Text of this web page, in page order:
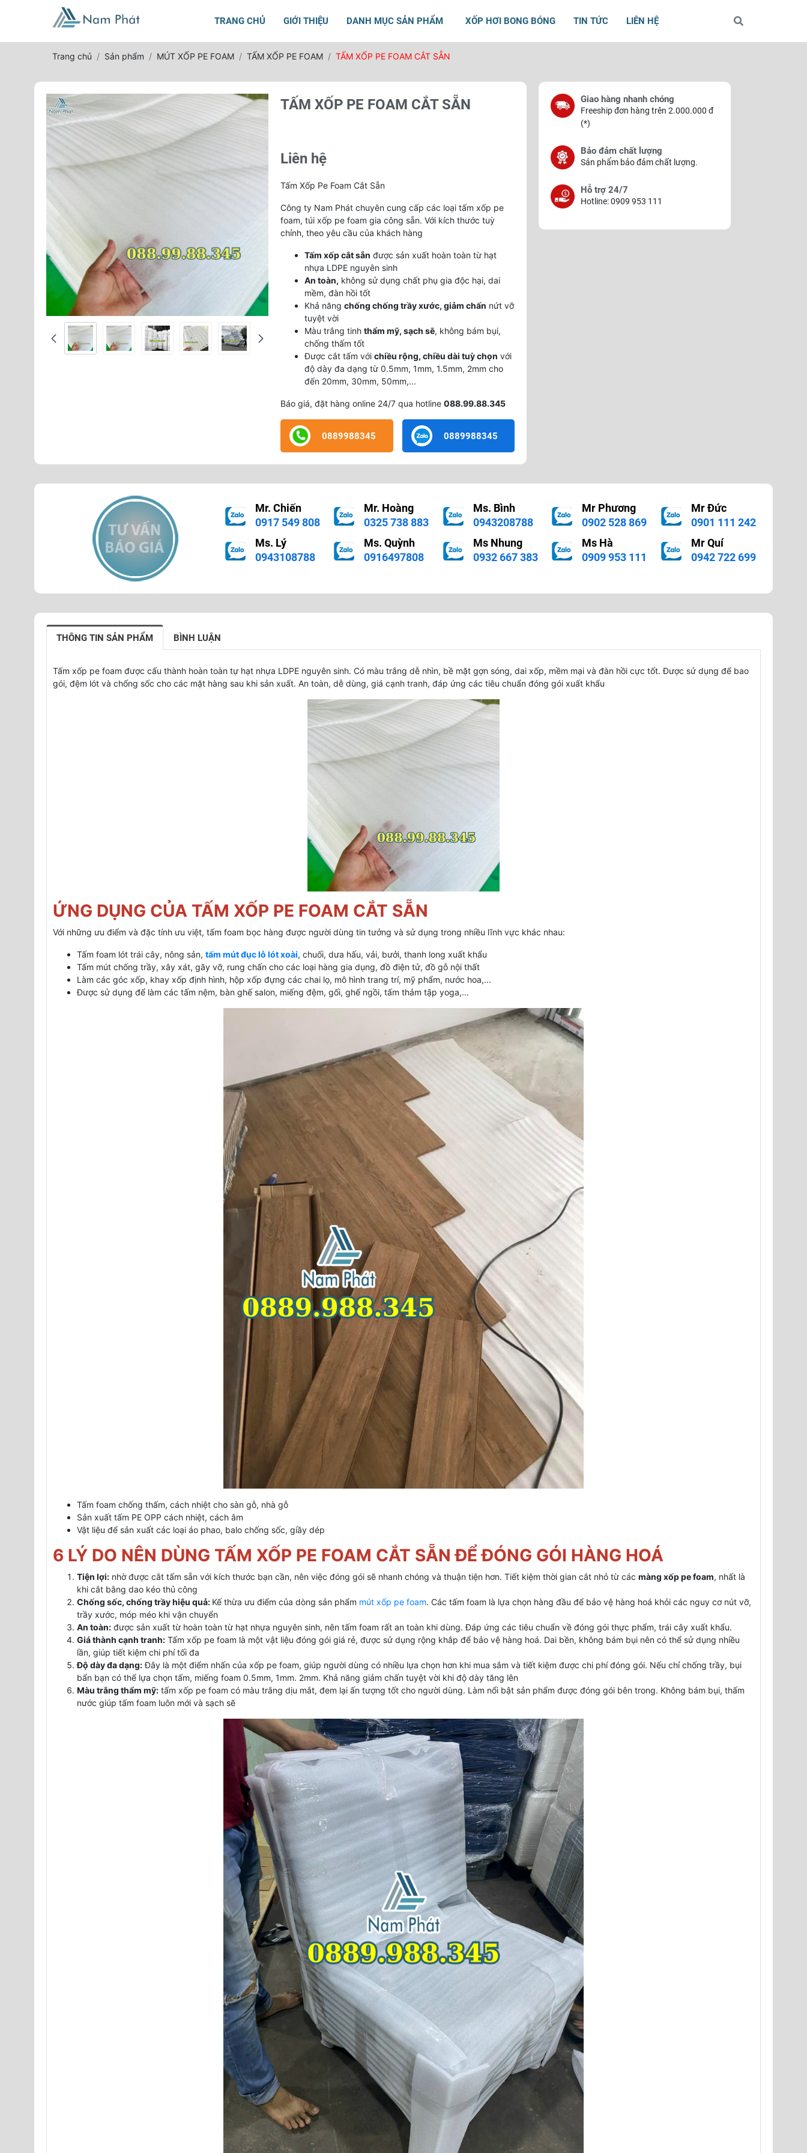
TRANG CHỦ GIỚI THIỆU DANH MỤC SẢN PHẨM XỐP HƠI BONG BÓNG TIN TỨC LIÊN HỆ
Trang chủ Sản phẩm MÚT XỐP PE FOAM TẤM XỐP PE FOAM TẤM XỐP PE FOAM CẮT SẴN
TẤM XỐP PE FOAM CẮT SẴN
Liên hệ
Tấm Xốp Pe Foam Cắt Sẵn
Công ty Nam Phát chuyên cung cấp các loại tấm xốp pe
foam, túi xốp pe foam gia công sẵn. Với kích thước tuỳ
chỉnh, theo yêu cầu của khách hàng
Tấm xốp cắt sẵn được sản xuất hoàn toàn từ hạt
nhựa LDPE nguyên sinh
An toàn, không sử dụng chất phụ gia độc hại, dai
mềm, đàn hồi tốt
Khả năng chống chống trầy xước, giảm chấn nứt vỡ
tuyệt vời
Màu trắng tinh thẩm mỹ, sạch sẽ, không bám bụi,
chống thấm tốt
Được cắt tấm với chiều rộng, chiều dài tuỳ chọn với
độ dày đa dạng từ 0.5mm, 1mm, 1.5mm, 2mm cho
đến 20mm, 30mm, 50mm,...
Báo giá, đặt hàng online 24/7 qua hotline 088.99.88.345
0889988345 0889988345
Giao hàng nhanh chóng
Freeship đơn hàng trên 2.000.000 đ
(*)
Bảo đảm chất lượng
Sản phẩm bảo đảm chất lượng.
Hỗ trợ 24/7
Hotline: 0909 953 111
Mr. Chiến
0917 549 808
Ms. Lý
0943108788
Mr. Hoàng
0325 738 883
Ms. Quỳnh
0916497808
Ms. Bình
0943208788
Ms Nhung
0932 667 383
Mr Phương
0902 528 869
Ms Hà
0909 953 111
Mr Đức
0901 111 242
Mr Quí
0942 722 699
THÔNG TIN SẢN PHẨM BÌNH LUẬN
Tấm xốp pe foam được cấu thành hoàn toàn tự hạt nhựa LDPE nguyên sinh. Có màu trắng dễ nhìn, bề mặt gợn sóng, dai xốp, mềm mại và đàn hồi cực tốt. Được sử dụng để bao
gói, đệm lót và chống sốc cho các mặt hàng sau khi sản xuất. An toàn, dễ dùng, giá cạnh tranh, đáp ứng các tiêu chuẩn đóng gói xuất khẩu
ỨNG DỤNG CỦA TẤM XỐP PE FOAM CẮT SẴN
Với những ưu điểm và đặc tính ưu việt, tấm foam bọc hàng được người dùng tin tưởng và sử dụng trong nhiều lĩnh vực khác nhau:
Tấm foam lót trái cây, nông sản, tấm mút đục lỗ lót xoài, chuối, dưa hấu, vải, bưởi, thanh long xuất khẩu
Tấm mút chống trầy, xây xát, gãy vỡ, rung chấn cho các loại hàng gia dụng, đồ điện tử, đồ gỗ nội thất
Làm các góc xốp, khay xốp định hình, hộp xốp đựng các chai lọ, mô hình trang trí, mỹ phẩm, nước hoa,...
Được sử dụng để làm các tấm nệm, bàn ghế salon, miếng đệm, gối, ghế ngồi, tấm thảm tập yoga,...
Tấm foam chống thấm, cách nhiệt cho sàn gỗ, nhà gỗ
Sản xuất tấm PE OPP cách nhiệt, cách âm
Vật liệu để sản xuất các loại áo phao, balo chống sốc, giầy dép
6 LÝ DO NÊN DÙNG TẤM XỐP PE FOAM CẮT SẴN ĐỂ ĐÓNG GÓI HÀNG HOÁ
Tiện lợi: nhờ được cắt tấm sẵn với kích thước bạn cần, nên việc đóng gói sẽ nhanh chóng và thuận tiện hơn. Tiết kiệm thời gian cắt nhỏ từ các màng xốp pe foam, nhất là
khi cắt bằng dao kéo thủ công
Chống sốc, chống trầy hiệu quả: Kế thừa ưu điểm của dòng sản phẩm mút xốp pe foam. Các tấm foam là lựa chọn hàng đầu để bảo vệ hàng hoá khỏi các nguy cơ nút vỡ,
trầy xước, móp méo khi vận chuyển
An toàn: được sản xuất từ hoàn toàn từ hạt nhựa nguyên sinh, nên tấm foam rất an toàn khi dùng. Đáp ứng các tiêu chuẩn về đóng gói thực phẩm, trái cây xuất khẩu.
Giá thành cạnh tranh: Tấm xốp pe foam là một vật liệu đóng gói giá rẻ, được sử dụng rộng khắp để bảo vệ hàng hoá. Dai bền, không bám bụi nên có thể sử dụng nhiều
lần, giúp tiết kiệm chi phí tối đa
Độ dày đa dạng:Đây là một điểm nhấn của xốp pe foam, giúp người dùng có nhiều lựa chọn hơn khi mua sắm và tiết kiệm được chi phí đóng gói. Nếu chỉ chống trầy, bụi
bẩn bạn có thể lựa chọn tấm, miếng foam 0.5mm, 1mm. 2mm. Khả năng giảm chấn tuyệt vời khi độ dày tăng lên
Màu trắng thẩm mỹ: tấm xốp pe foam có màu trắng dịu mắt, đem lại ấn tượng tốt cho người dùng. Làm nổi bật sản phẩm được đóng gói bên trong. Không bám bụi, thấm
nước giúp tấm foam luôn mới và sạch sẽ